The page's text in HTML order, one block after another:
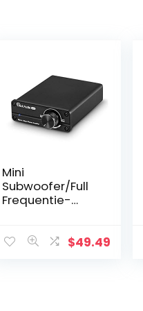
Mini
Subwoofer/Full
Frequentie-
Power Amplifier
$49.49